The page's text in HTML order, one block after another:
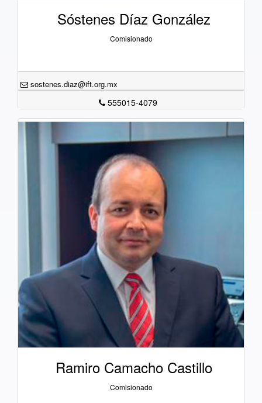
Sóstenes Díaz González
Comisionado
sostenes.diaz@ift.org.mx
555015-4079
Ramiro Camacho Castillo
Comisionado